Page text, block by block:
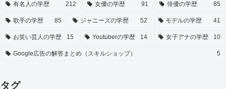
有名人の学歴 212 女優の学歴 91 俳優の学歴 85
歌手の学歴 85 ジャニーズの学歴 52 モデルの学歴 41
お笑い芸人の学歴 15 Youtuberの学歴 14 女子アナの学歴 10
Google広告の解答まとめ（スキルショップ） 5
タグ